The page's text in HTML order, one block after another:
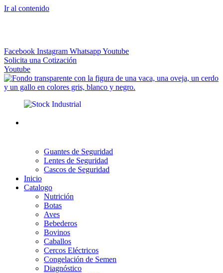
Ir al contenido
Facebook Instagram WhatsappYoutube
Solicita una Cotización
Youtube
Guantes de Seguridad
Lentes de Seguridad
Cascos de Seguridad
Inicio
Catalogo
Nutrición
Botas
Aves
Bebederos
Bovinos
Caballos
Cercos Eléctricos
Congelación de Semen
Diagnóstico